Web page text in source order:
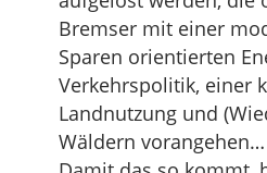
Bremser mit einer
Sparen orientierten
Verkehrspolitik, einer
Landnutzung und
Wäldern vorangehen…